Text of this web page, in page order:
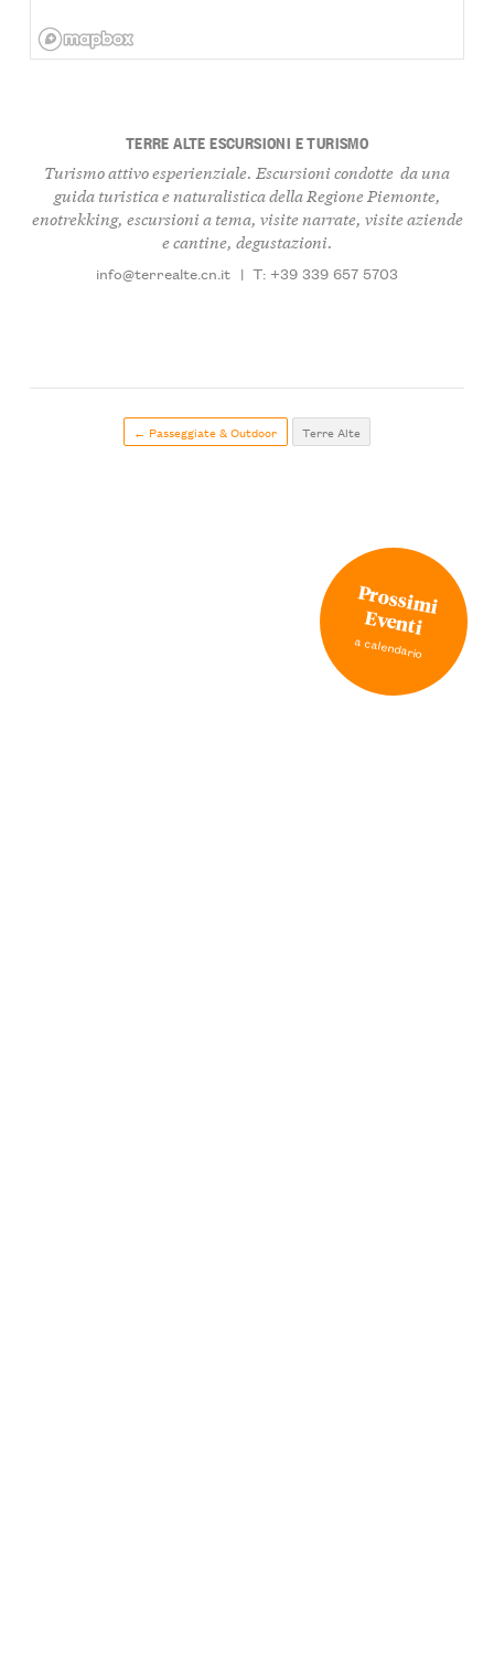
TERRE ALTE ESCURSIONI E TURISMO
Turismo attivo esperienziale. Escursioni condotte da una
guida turistica e naturalistica della Regione Piemonte,
enotrekking, escursioni a tema, visite narrate, visite aziende
e cantine, degustazioni.
info@terrealte.cn.it | T: +39 339 657 5703
← Passeggiate & Outdoor Terre Alte
Prossimi
Eventi
a calendario